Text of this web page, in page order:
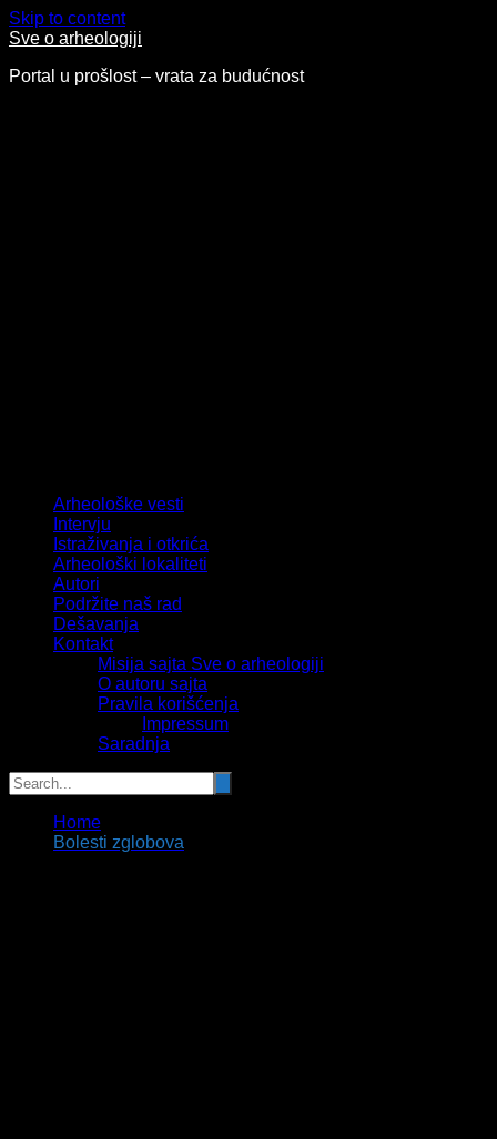
Skip to content
Sve o arheologiji
Portal u prošlost – vrata za budućnost
Arheološke vesti
Intervju
Istraživanja i otkrića
Arheološki lokaliteti
Autori
Podržite naš rad
Dešavanja
Kontakt
Misija sajta Sve o arheologiji
O autoru sajta
Pravila korišćenja
Impressum
Saradnja
Home
Bolesti zglobova